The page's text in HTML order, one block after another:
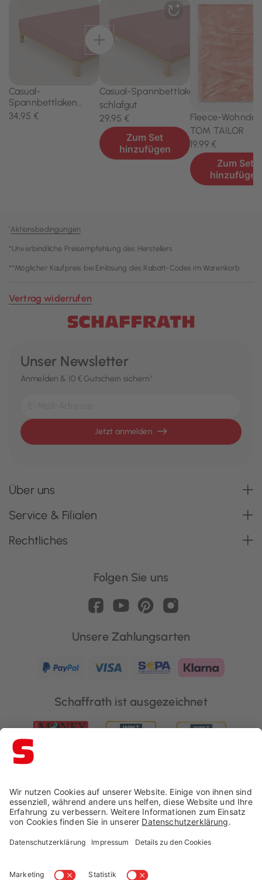
¹Aktionsbedingungen
*Unverbindliche Preisempfehlung des Herstellers
**Möglicher Kaufpreis bei Einlösung des Rabatt-Codes im Warenkorb
Vertrag widerrufen
Unser Newsletter
Anmelden & 10 € Gutschein sichern¹
Jetzt anmelden
Über uns
Service & Filialen
Rechtliches
Folgen Sie uns
Unsere Zahlungsarten
Schaffrath ist ausgezeichnet